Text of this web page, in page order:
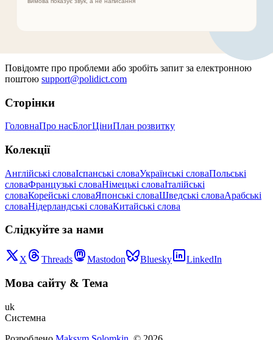
Повідомте про проблеми або зробіть запит за електронною
поштою support@polidict.com
Сторінки
ГоловнаПро насБлогЦіниПлан розвитку
Колекції
Англійські словаІспанські словаУкраїнські словаПольські
словаФранцузькі словаНімецькі словаІталійські
словаКорейські словаЯпонські словаШведські словаАрабські
словаНідерландські словаКитайські слова
Слідкуйте за нами
X Threads Mastodon Bluesky LinkedIn
Мова сайту & Тема
uk
Системна